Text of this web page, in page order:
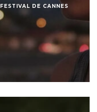
FESTIVAL DE CANNES